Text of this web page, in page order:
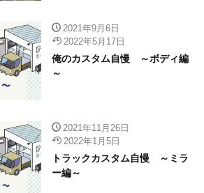
2021年9月6日
2022年5月17日
俺のカスタム自慢 ～ボディ編
～
2021年11月26日
2022年1月5日
トラックカスタム自慢 ～ミラ
ー編～